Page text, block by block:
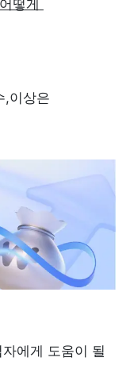
떻게
이상은
에게 도움이 될